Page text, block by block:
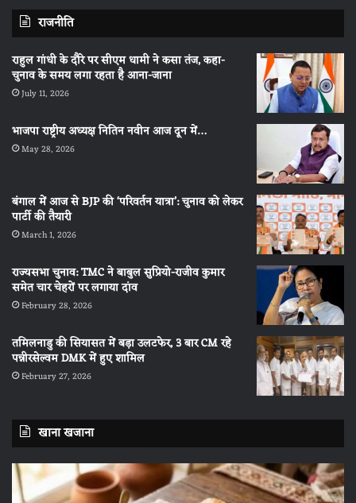
राजनीति
राहुल गांधी के दौरे पर सीएम धामी ने कसा तंज, कहा-
चुनाव के समय लगा रहता है आना-जाना
July 11, 2026
भाजपा राष्ट्रीय अध्यक्ष नितिन नवीन आज दून में…
May 28, 2026
बंगाल में आज से BJP की ‘परिवर्तन यात्रा’: चुनाव को लेकर
पार्टी की तैयारी
March 1, 2026
राज्यसभा चुनाव: TMC ने बाबुल सुप्रियो-राजीव कुमार
समेत चार चेहरों पर लगाया दांव
February 28, 2026
तमिलनाडु की सियासत में बड़ा उलटफेर, 3 बार CM रहे
पन्नीरसेल्वम DMK में हुए शामिल
February 27, 2026
खाना खजाना